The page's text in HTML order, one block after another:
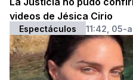
videos de Jésica Cirio
Espectáculos 11:42, 05-